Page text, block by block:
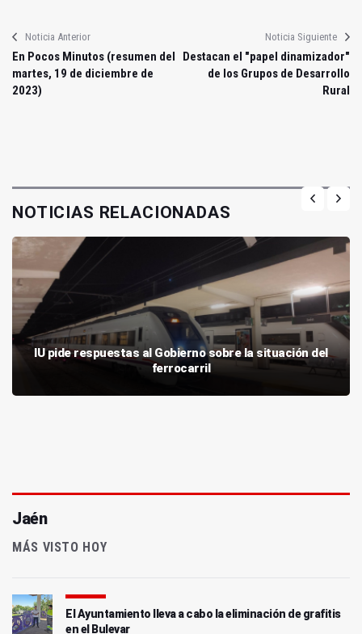
Noticia Anterior
En Pocos Minutos (resumen del
martes, 19 de diciembre de
2023)
Noticia Siguiente
Destacan el "papel dinamizador"
de los Grupos de Desarrollo
Rural
NOTICIAS RELACIONADAS
IU pide respuestas al Gobierno sobre la situación del
ferrocarril
Jaén
MÁS VISTO HOY
El Ayuntamiento lleva a cabo la eliminación de grafitis
en el Bulevar